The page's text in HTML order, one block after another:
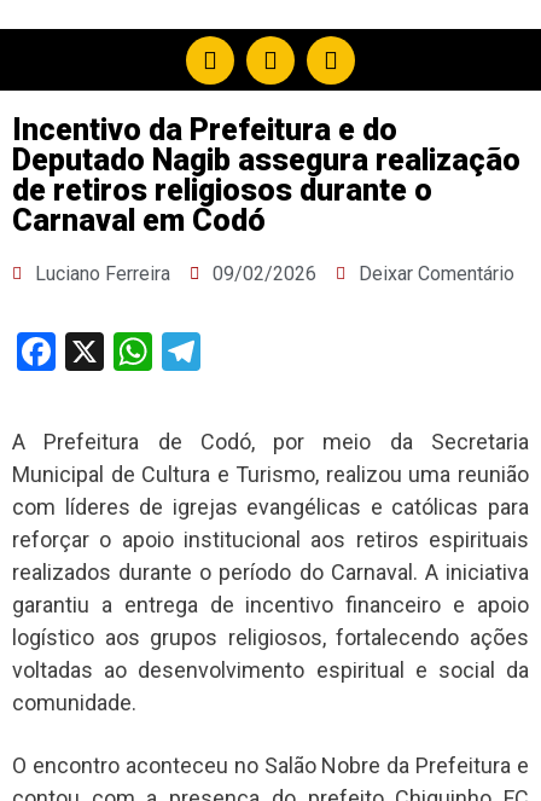
Incentivo da Prefeitura e do
Deputado Nagib assegura realização
de retiros religiosos durante o
Carnaval em Codó
Luciano Ferreira 09/02/2026 Deixar Comentário
Facebook
X WhatsApp
A Prefeitura de Codó, por meio da Secretaria
Municipal de Cultura e Turismo, realizou uma reunião
com líderes de igrejas evangélicas e católicas para
reforçar o apoio institucional aos retiros espirituais
realizados durante o período do Carnaval. A iniciativa
garantiu a entrega de incentivo financeiro e apoio
logístico aos grupos religiosos, fortalecendo ações
voltadas ao desenvolvimento espiritual e social da
comunidade.
O encontro aconteceu no Salão Nobre da Prefeitura e